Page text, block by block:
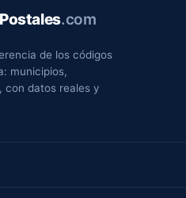
.com
de los códigos
municipios,
con datos reales y